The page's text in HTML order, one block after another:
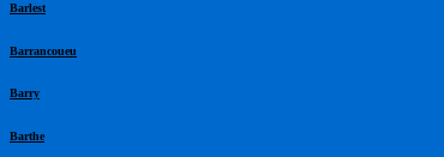
Barlest
Barrancoueu
Barry
Barthe